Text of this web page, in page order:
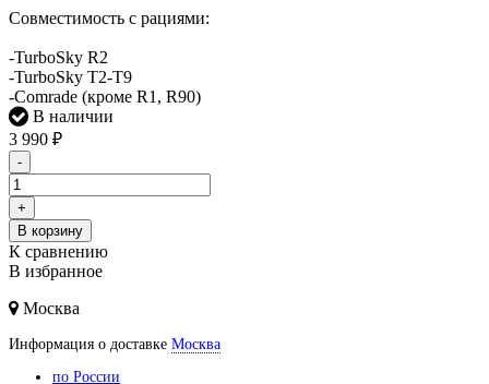
Совместимость с рациями:
-TurboSky R2
-TurboSky T2-T9
-Comrade (кроме R1, R90)
В наличии
3 990 ₽
-
+
В корзину
К сравнению
В избранное
Москва
Информация о доставке Москва
по России